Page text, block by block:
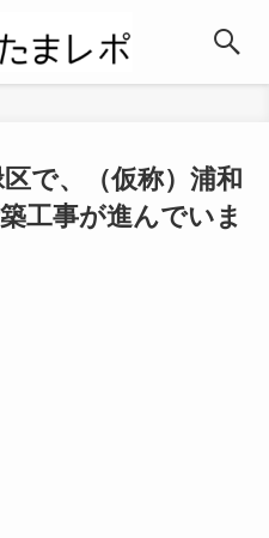
で、（仮称）浦和
工事が進んでいま